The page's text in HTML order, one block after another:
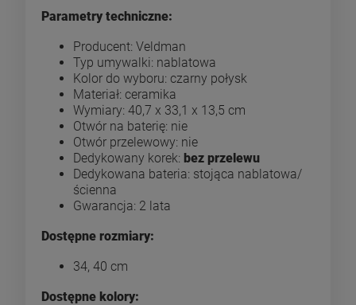
Parametry techniczne:
Producent: Veldman
Typ umywalki: nablatowa
Kolor do wyboru: czarny połysk
Materiał: ceramika
Wymiary: 40,7 x 33,1 x 13,5 cm
Otwór na baterię: nie
Otwór przelewowy: nie
Dedykowany korek: bez przelewu
Dedykowana bateria: stojąca nablatowa/
ścienna
Gwarancja: 2 lata
Dostępne rozmiary:
34, 40 cm
Dostępne kolory: